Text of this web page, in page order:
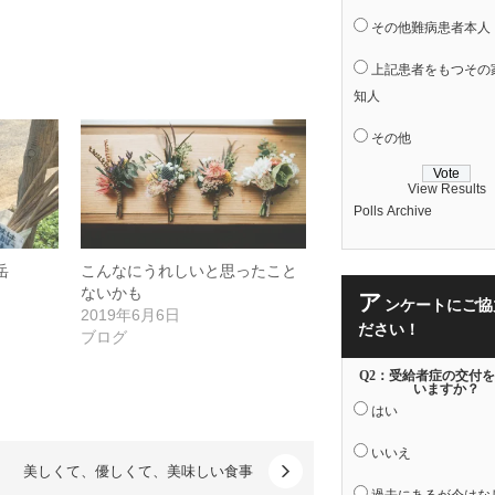
こんなにうれしいと思ったこと
ないかも
2019年6月6日
ブログ
美しくて、優しくて、美味しい食事
その他難病患者本人
上記患者をもつその
知人
その他
View Results
Polls Archive
ア ンケートにご協
ださい！
Q2：受給者症の交付
いますか？
はい
いいえ